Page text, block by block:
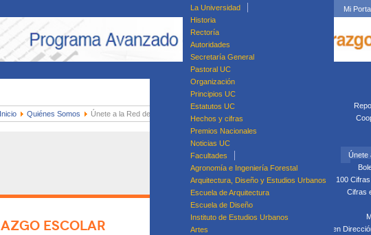
Mi
La Universidad
Historia
Rectoría
Autoridades
Secretaría General
Pastoral UC
Organización
Principios UC
Estatutos UC
Hechos y cifras
Premios Nacionales
Noticias UC
Facultades
Agronomía e Ingeniería Forestal
Arquitectura, Diseño y Estudios Urbanos
Escuela de Arquitectura
Escuela de Diseño
Instituto de Estudios Urbanos
Artes
Únete
100
Cifras
Diplomado en
Inicio Quiénes Somos Únete a la Red de Liderazgo
ESCOLAR